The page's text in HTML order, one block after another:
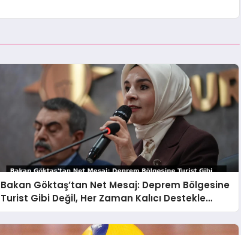
Bakan Göktaş’tan Net Mesaj: Deprem Bölgesine
Turist Gibi Değil, Her Zaman Kalıcı Destekle
Gidiyoruz!